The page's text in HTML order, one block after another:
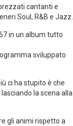
cantanti e
Soul, R&B e Jazz.
in un album tutto
sviluppato
ci ha stupito è che
la scena alla
gli animi rispetto a